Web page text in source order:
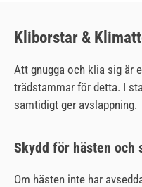
Kliborstar &
Att gnugga och klia sig är
trädstammar för detta. I
samtidigt ger avslappning.
Skydd för hästen och
Om hästen inte har